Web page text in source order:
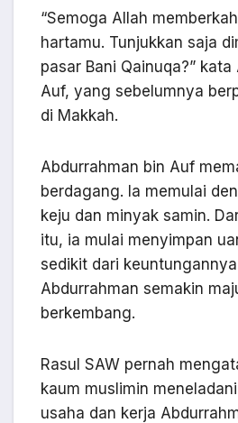
“Semoga Allah
hartamu. Tunjukkan saja
pasar Bani Qainuqa?”
Auf, yang sebelumnya
di Makkah.
Abdurrahman bin Auf
berdagang. Ia memulai
keju dan minyak samin.
itu, ia mulai menyimpan
sedikit dari
Abdurrahman semakin
berkembang.
Rasul SAW pernah
kaum muslimin
usaha dan kerja